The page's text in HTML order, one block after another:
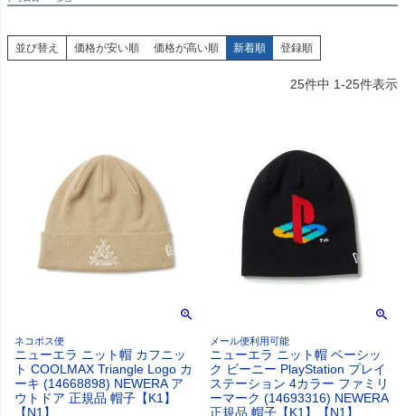
並び替え 価格が安い順 価格が高い順 新着順 登録順
25件中 1-25件表示
ネコポス便
ニューエラ ニット帽 カフニッ
ト COOLMAX Triangle Logo カ
ーキ (14668898) NEWERA ア
ウトドア 正規品 帽子【K1】
【N1】
メール便利用可能
ニューエラ ニット帽 ベーシッ
ク ビーニー PlayStation プレイ
ステーション 4カラー ファミリ
ーマーク (14693316) NEWERA
正規品 帽子【K1】【N1】